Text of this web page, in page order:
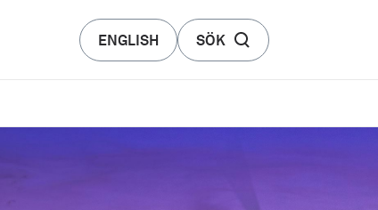
ENGLISH SÖK